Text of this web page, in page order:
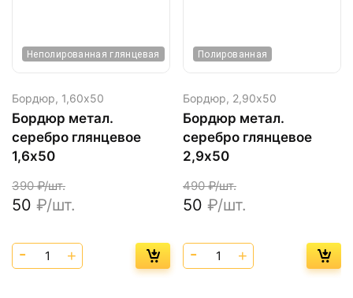
Неполированная глянцевая
Бордюр, 1,60х50
Бордюр метал.
серебро глянцевое
1,6х50
390₽/шт.
50 ₽/шт.
Полированная
Бордюр, 2,90х50
Бордюр метал.
серебро глянцевое
2,9х50
490₽/шт.
50 ₽/шт.